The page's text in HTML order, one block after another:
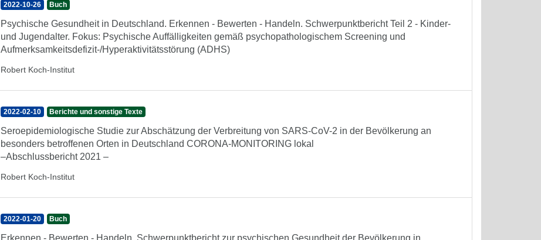
2022-10-26 Buch
Psychische Gesundheit in Deutschland. Erkennen - Bewerten - Handeln. Schwerpunktbericht Teil 2 - Kinder-
und Jugendalter. Fokus: Psychische Auffälligkeiten gemäß psychopathologischem Screening und
Aufmerksamkeitsdefizit-/Hyperaktivitätsstörung (ADHS)
Robert Koch-Institut
2022-02-10 Berichte und sonstige Texte
Seroepidemiologische Studie zur Abschätzung der Verbreitung von SARS-CoV-2 in der Bevölkerung an
besonders betroffenen Orten in Deutschland CORONA-MONITORING lokal
–Abschlussbericht 2021 –
Robert Koch-Institut
2022-01-20 Buch
Erkennen - Bewerten - Handeln. Schwerpunktbericht zur psychischen Gesundheit der Bevölkerung in